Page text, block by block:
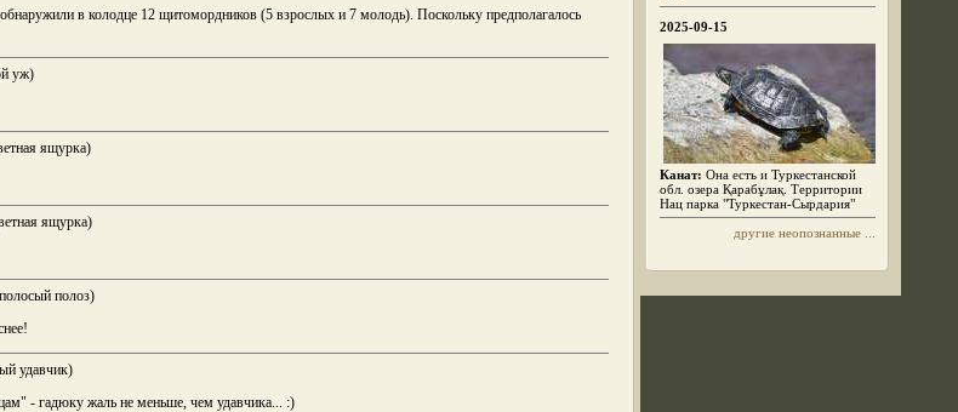
в колодце 12 щитомордников (5 взрослых и 7 молодь). Поскольку предполагалось
уж)
ящурка)
ящурка)
полоз)
удавчик)
- гадюку жаль не меньше, чем удавчика... :)
2025-09-15
Канат: Она есть и Туркестанской
обл. озера Қарабұлақ. Территории
Нац парка "Туркестан-Сырдария"
другие неопознанные ...